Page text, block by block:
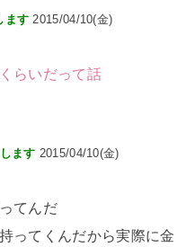
ます 2015/04/10(金)
らいだって話
ます 2015/04/10(金)
てんだ
ってくんだから実際に金